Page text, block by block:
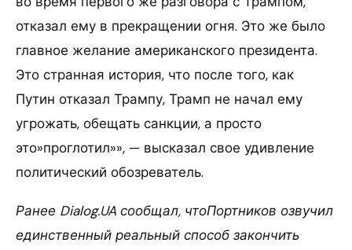
отказал ему в прекращении огня. Это же было
главное желание американского президента.
Это странная история, что после того, как
Путин отказал Трампу, Трамп не начал ему
угрожать, обещать санкции, а просто
это»проглотил»», — высказал свое удивление
политический обозреватель.
Ранее Dialog.UA сообщал, чтоПортников озвучил
единственный реальный способ закончить